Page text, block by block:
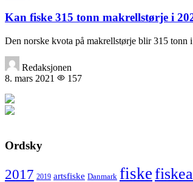
Kan fiske 315 tonn makrellstørje i
Den norske kvota på makrellstørje blir 315
Redaksjonen
8. mars 2021
157
Ordsky
2017 2019 artsfiske Danmark fiske